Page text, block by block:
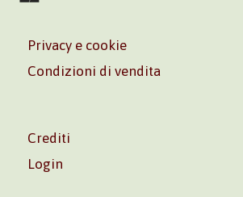
Privacy e cookie
Condizioni di vendita
Crediti
Login